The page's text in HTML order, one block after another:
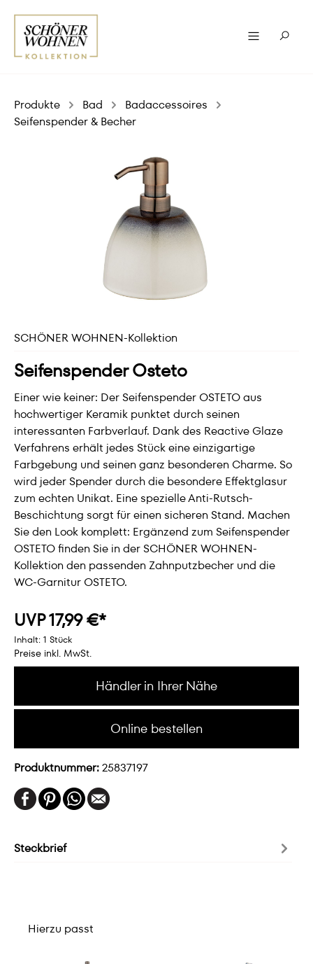
Produkte Bad
Badaccessoires
Seifenspender & Becher
SCHÖNER WOHNEN-Kollektion
Seifenspender Osteto
Einer wie keiner: Der Seifenspender OSTETO aus
hochwertiger Keramik punktet durch seinen
interessanten Farbverlauf. Dank des Reactive Glaze
Verfahrens erhält jedes Stück eine einzigartige
Farbgebung und seinen ganz besonderen Charme. So
wird jeder Spender durch die besondere Effektglasur
zum echten Unikat. Eine spezielle Anti-Rutsch-
Beschichtung sorgt für einen sicheren Stand. Machen
Sie den Look komplett: Ergänzend zum Seifenspender
OSTETO finden Sie in der SCHÖNER WOHNEN-
Kollektion den passenden Zahnputzbecher und die
WC-Garnitur OSTETO.
UVP 17,99 €*
Inhalt: 1 Stück
Preise inkl. MwSt.
Händler in Ihrer Nähe
Online bestellen
Produktnummer:25837197
Steckbrief
Hierzu passt